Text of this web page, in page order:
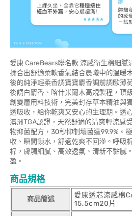
愛康 CareBears聯名款 涼感衛生棉細膩
揉合出舒適柔軟香氣結合晨曦中的溫暖
後的純淨輕柔香調寶寶麝香調前調歐薄
後調白麝香、喀什米爾木高規製程，頂
創雙層用料技術，完美封存草本精油與
透吸收，給你乾爽又安心的生理期。透
澳洲TGA認證，天然舒適的清爽輕涼感
物抑菌配方，30秒抑制壞菌達99.9%。
收、瞬間鎖水，舒適乾爽不回滲。呼吸
棉，膚觸細膩、高效透氣、清新不黏膩
盈。
商品規格
商品簡述
愛康透芯涼感棉
15.5cm20片